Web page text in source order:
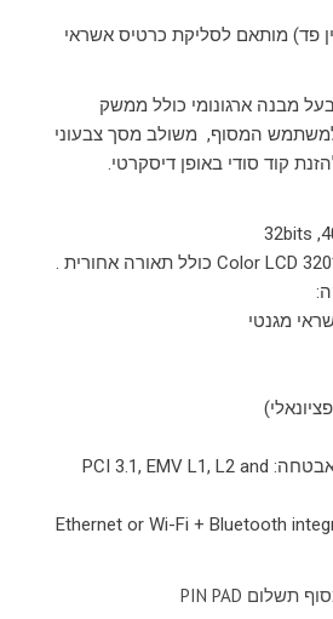
פד) מותאם לסליקת כרטיס אשראי
מבנה ארגונומי כולל ממשק
למשתמש המסוף, משולב מסך צבעוני
מגנטי
אישורים ותקני אבטחה: PCI 3.1, EMV L1, L2 and